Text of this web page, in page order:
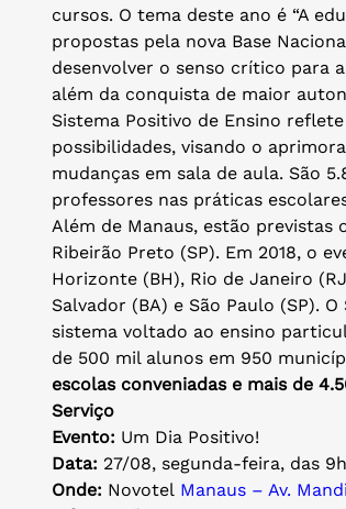
cursos. O tema deste ano é “A
propostas pela nova Base
desenvolver o senso crítico para
além da conquista de maior
Sistema Positivo de Ensino
possibilidades, visando o
mudanças em sala de aula. São
professores nas práticas
Além de Manaus, estão previstas
Ribeirão Preto (SP). Em 2018, o
Horizonte (BH), Rio de Janeiro
Salvador (BA) e São Paulo (SP).
sistema voltado ao ensino
de 500 mil alunos em 950
escolas conveniadas e mais de
Serviço
Evento: Um Dia Positivo!
Data: 27/08, segunda-feira, das
Onde: Novotel Manaus – Av.